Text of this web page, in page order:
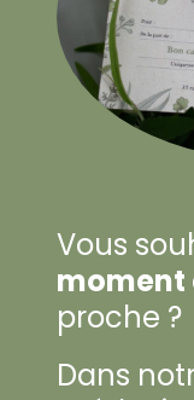
Vous
moment
proche ?
Dans